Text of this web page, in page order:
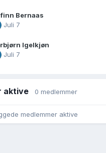
Bernaas
Juli 7
Igelkjøn
Juli 7
aktive 0 medlemmer
medlemmer aktive